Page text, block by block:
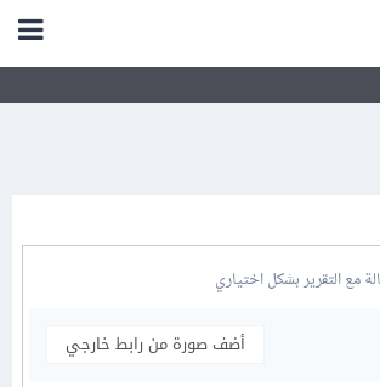
مع التقرير بشكل اختياري
أضف صورة من رابط خارجي